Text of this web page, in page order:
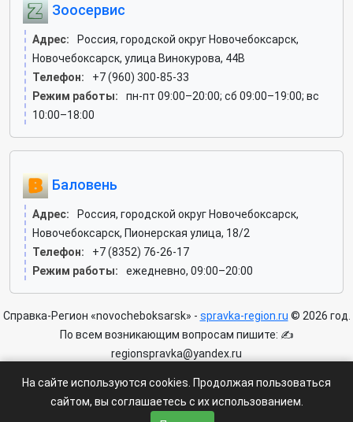
Зоосервис
Адрес:
Россия, городской округ Новочебоксарск,
Новочебоксарск, улица Винокурова, 44В
Телефон:
+7 (960) 300-85-33
Режим работы:
пн-пт 09:00–20:00; сб 09:00–19:00; вс
10:00–18:00
Баловень
Адрес:
Россия, городской округ Новочебоксарск,
Новочебоксарск, Пионерская улица, 18/2
Телефон:
+7 (8352) 76-26-17
Режим работы:
ежедневно, 09:00–20:00
Справка-Регион «novocheboksarsk» - spravka-region.ru © 2026 год.
По всем возникающим вопросам пишите: ✍
regionspravka@yandex.ru
ограничения 6+.
На сайте используются cookies. Продолжая пользоваться
сайтом, вы соглашаетесь с их использованием.